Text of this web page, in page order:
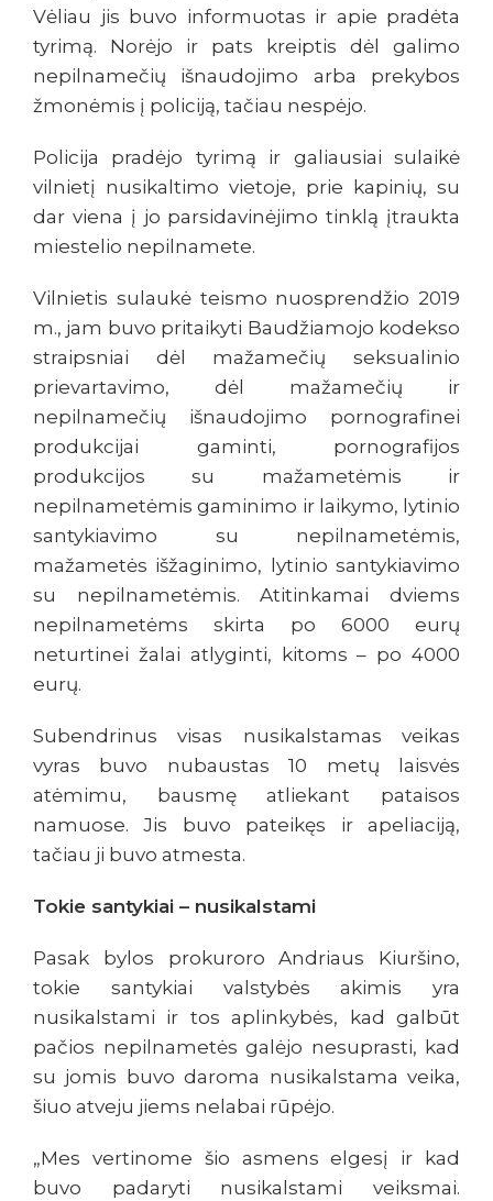
Vėliau jis buvo informuotas ir apie pradėta
tyrimą. Norėjo ir pats kreiptis dėl galimo
nepilnamečių išnaudojimo arba prekybos
žmonėmis į policiją, tačiau nespėjo.
Policija pradėjo tyrimą ir galiausiai sulaikė
vilnietį nusikaltimo vietoje, prie kapinių, su
dar viena į jo parsidavinėjimo tinklą įtraukta
miestelio nepilnamete.
Vilnietis sulaukė teismo nuosprendžio 2019
m., jam buvo pritaikyti Baudžiamojo kodekso
straipsniai dėl mažamečių seksualinio
prievartavimo, dėl mažamečių ir
nepilnamečių išnaudojimo pornografinei
produkcijai gaminti, pornografijos
produkcijos su mažametėmis ir
nepilnametėmis gaminimo ir laikymo, lytinio
santykiavimo su nepilnametėmis,
mažametės išžaginimo, lytinio santykiavimo
su nepilnametėmis. Atitinkamai dviems
nepilnametėms skirta po 6000 eurų
neturtinei žalai atlyginti, kitoms – po 4000
eurų.
Subendrinus visas nusikalstamas veikas
vyras buvo nubaustas 10 metų laisvės
atėmimu, bausmę atliekant pataisos
namuose. Jis buvo pateikęs ir apeliaciją,
tačiau ji buvo atmesta.
Tokie santykiai – nusikalstami
Pasak bylos prokuroro Andriaus Kiuršino,
tokie santykiai valstybės akimis yra
nusikalstami ir tos aplinkybės, kad galbūt
pačios nepilnametės galėjo nesuprasti, kad
su jomis buvo daroma nusikalstama veika,
šiuo atveju jiems nelabai rūpėjo.
„Mes vertinome šio asmens elgesį ir kad
buvo padaryti nusikalstami veiksmai.